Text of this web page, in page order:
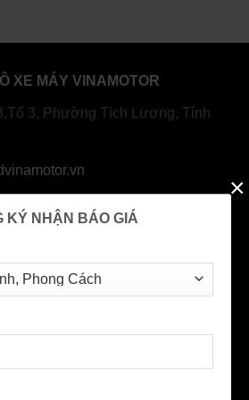
XE MÁY VINAMOTOR
3, Phường Tích Lương, Tỉnh
KÝ NHẬN BÁO GIÁ
×